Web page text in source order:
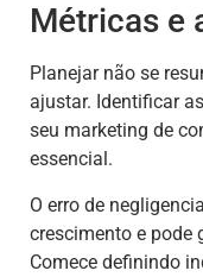
Métricas e
Planejar não se
ajustar. Identificar
seu marketing de
essencial.
O erro de
crescimento e pode
Comece definindo